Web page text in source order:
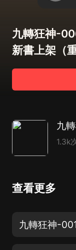
九轉狂神-
新書上架（
九
1.3k
查看更多
九轉狂神-